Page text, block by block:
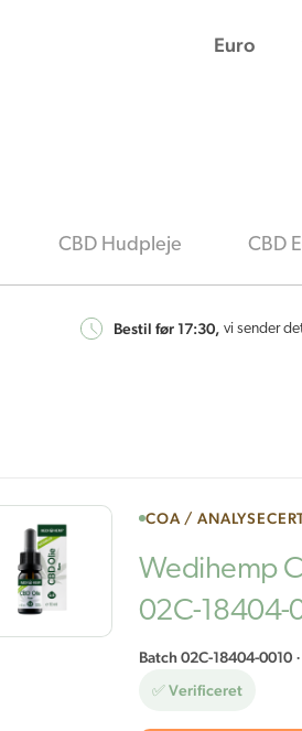
CBD Hudpleje CBD
Bestil før 17:30, vi sender
COA /
Wedihemp
02C-18404-
Batch 02C-18404-0010
✅ Verificeret